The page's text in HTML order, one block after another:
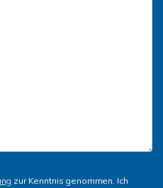
zur Kenntnis genommen. Ich